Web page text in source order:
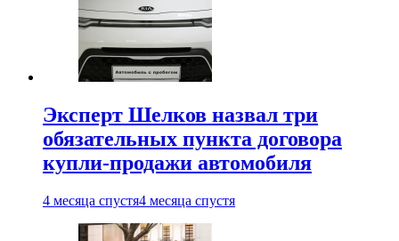
Эксперт Шелков назвал три
обязательных пункта договора
купли-продажи автомобиля
4 месяца спустя4 месяца спустя